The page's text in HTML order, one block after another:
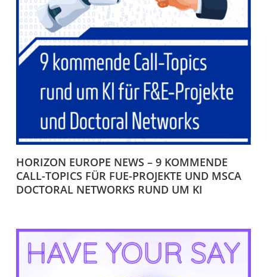
HORIZON EUROPE NEWS – 9 KOMMENDE
CALL-TOPICS FÜR FUE-PROJEKTE UND MSCA
DOCTORAL NETWORKS RUND UM KI